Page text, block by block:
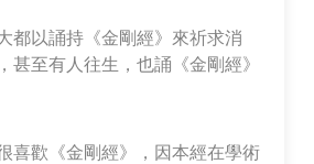
都以誦持《金剛經》來祈求消
甚至有人往生，也誦《金剛經》
喜歡《金剛經》，因本經在學術